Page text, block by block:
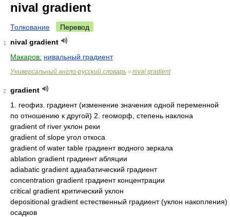
nival gradient
Толкование Перевод
1
nival gradient
Макаров: нивальный градиент
Универсальный англо-русский словарь > nival gradient
2
gradient
1. геофиз. градиент (изменение значения одной переменной
по отношению к другой) 2. геоморф, степень наклона
gradient of river уклон реки
gradient of slope угол откоса
gradient of water table градиент водного зеркала
ablation gradient градиент абляции
adiabatic gradient адиабатический градиент
concentration gradient градиент концентрации
critical gradient критический уклон
depositional gradient естественный градиент (уклон накопления)
осадков